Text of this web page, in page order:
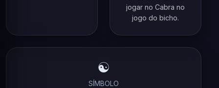
jogar no Cabra no
jogo do bicho.
☯️
SÍMBOLO